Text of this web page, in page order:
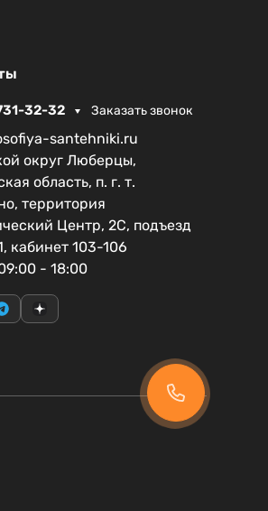
32-32 Заказать звонок
santehniki.ru
округ Люберцы,
область, п. г. т.
территория
Центр, 2С, подъезд
кабинет 103-106
- 18:00